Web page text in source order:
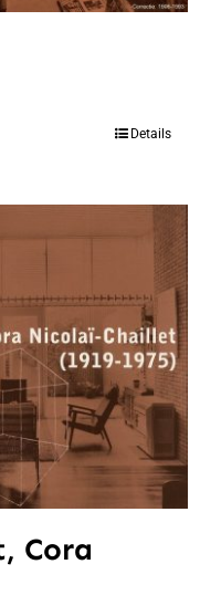
Details
Cora